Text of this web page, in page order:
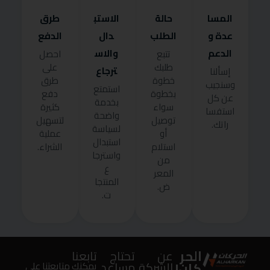
المسا
عدة و
الدعم
إسألنا
وسنجيب
عن كل
استفسا
راتك.
حالة
الطلب
تتبع
طلبك
خطوة
بخطوة
سواء
توصيل
أو
استلام
من
المعر
ض.
الاستب
دال
والاس
ترجاع
استمتع
بخدمة
واضحة
لسياسة
استبدال
واسترجا
ع
المنتجا
ت.
طرق
الدفع
احصل
على
طرق
دفع
كثيرة
لتسهيل
عملية
الشراء.
الحر عن تحتاج تابعنا
يمكنك متابعتنا على